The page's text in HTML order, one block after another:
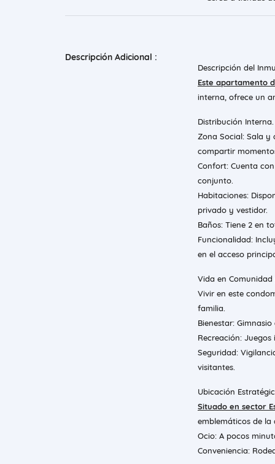
Descripción Adicional :
Descripción del
Este apartamento
interna, ofrece un
Distribución Interna.
Zona Social: Sala
compartir
Confort: Cuenta
conjunto.
Habitaciones:
privado y vestidor.
Baños: Tiene 2 en
Funcionalidad:
en el acceso
Vida en Comunidad
Vivir en este
familia.
Bienestar:
Recreación:
Seguridad:
visitantes.
Ubicación
Situado en sector
emblemáticos de la
Ocio: A pocos
Conveniencia: